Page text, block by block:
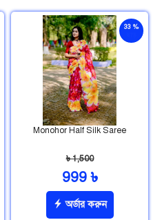
33 %
Monohor Half Silk Saree
৳ 1,500
999 ৳
অর্ডার করুন